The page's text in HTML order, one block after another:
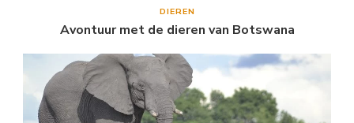
DIEREN
Avontuur met de dieren van Botswana